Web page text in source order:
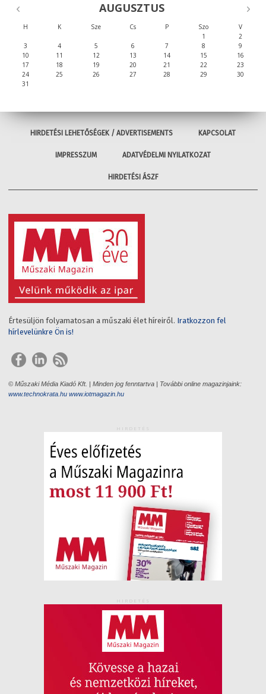
AUGUSZTUS
H K Sze Cs P Szo
V
1
2
3
4 5 6 7 8
9
10
11 12 13 14 15
16
17
18 19 20 21 22
23
24
25 26 27 28 29
30
31
HIRDETÉSI LEHETŐSÉGEK / ADVERTISEMENTS KAPCSOLAT
IMPRESSZUM ADATVÉDELMI NYILATKOZAT
HIRDETÉSI ÁSZF
Értesüljön folyamatosan a műszaki élet híreiről. Iratkozzon fel
hírlevelünkre Ön is!
© Műszaki Média Kiadó Kft. | Minden jog fenntartva | További online magazinjaink:
www.technokrata.hu www.iotmagazin.hu
HIRDETÉS
HIRDETÉS